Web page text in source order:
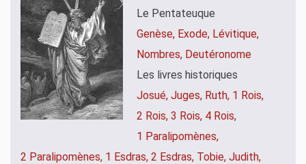
Le Pentateuque
Genèse, Exode, Lévitique,
Nombres, Deutéronome
Les livres historiques
Josué, Juges, Ruth, 1 Rois,
2 Rois, 3 Rois, 4 Rois,
1 Paralipomènes,
2 Paralipomènes, 1 Esdras, 2 Esdras, Tobie, Judith,